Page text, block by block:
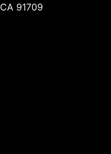
CA 91709